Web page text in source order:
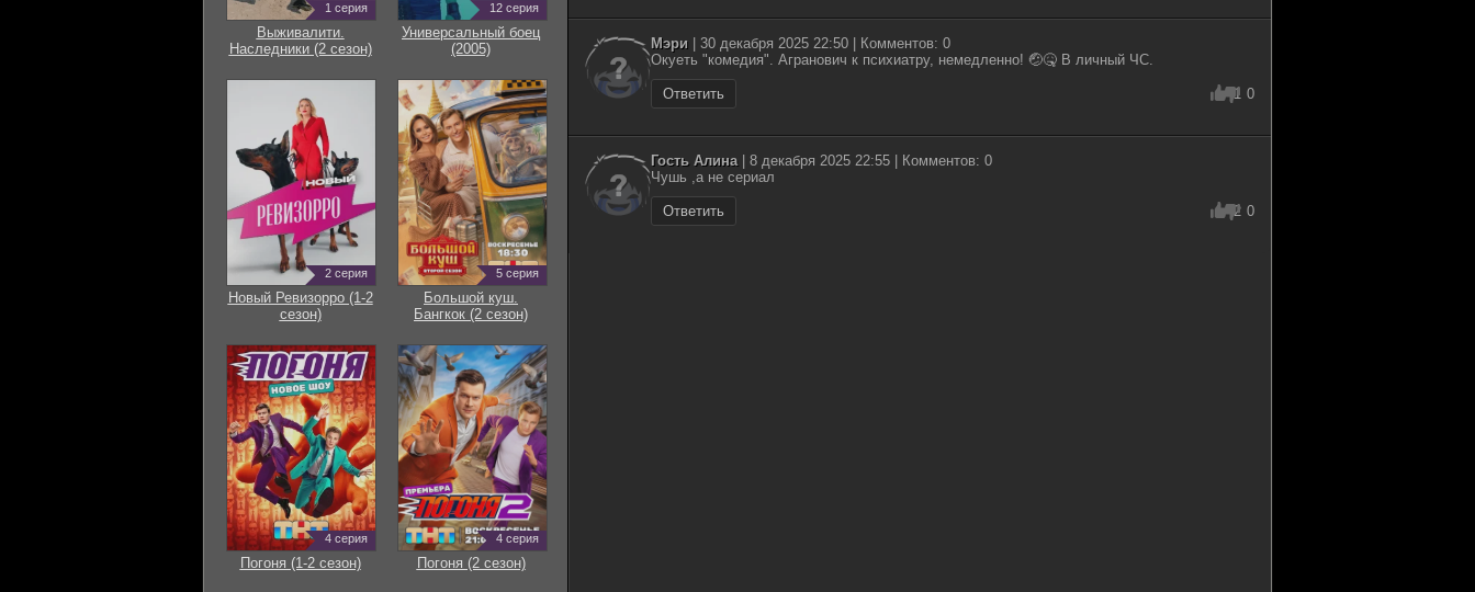
Мэри | 30 декабря 2025 22:50 | Комментов: 0
Окуеть "комедия". Агранович к психиатру, немедленно! 🤕🤒 В личный ЧС.
Ответить 1 0
Гость Алина| 8 декабря 2025 22:55 | Комментов: 0
Чушь ,а не сериал
Ответить 2 0
1 серия
Выживалити.
Наследники (2 сезон)
12 серия
Универсальный боец
(2005)
2 серия
Новый Ревизорро (1-2
сезон)
5 серия
Большой куш.
Бангкок (2 сезон)
4 серия
Погоня (1-2 сезон)
4 серия
Погоня (2 сезон)